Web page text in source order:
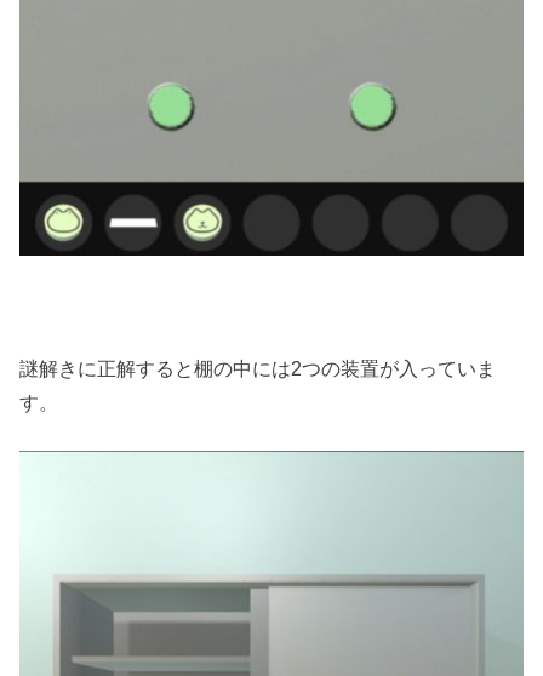
謎解きに正解すると棚の中には2つの装置が入っていま
す。